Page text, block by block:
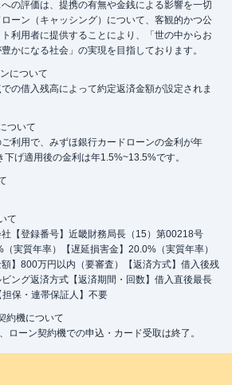
の評価は、提携の有無や金銭による影響を一切
ーン（キャッシング）について、客観的かつ公
利用者に提供することにより、「世の中からお
かになる社会」の実現を目指しております。
について
の借入残高によって約定返済金額が設定されま
ついて
利用で、みずほ銀行カードローンの金利が年
げ適用後の金利は年1.5%~13.5%です。
て
【登録番号】近畿財務局長（15）第00218号
（実質年率）【遅延損害金】20.0%（実質年率）
額】800万円以内（要審査）【返済方式】借入後残
ング返済方式【返済期間・回数】借入直後最長
保・連帯保証人】不要
約機について
ーン契約機での申込・カード受取は終了。